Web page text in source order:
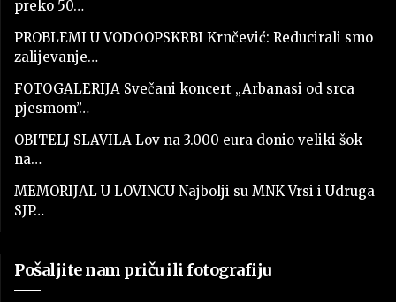
preko 50…
PROBLEMI U VODOOPSKRBI Krnčević: Reducirali smo
zalijevanje…
FOTOGALERIJA Svečani koncert „Arbanasi od srca
pjesmom”…
OBITELJ SLAVILA Lov na 3.000 eura donio veliki šok
na…
MEMORIJAL U LOVINCU Najbolji su MNK Vrsi i Udruga
SJP…
Pošaljite nam priču ili fotografiju